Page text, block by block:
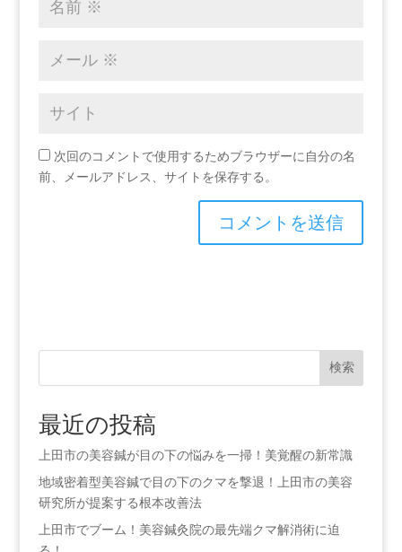
次回のコメントで使用するためブラウザーに自分の名
前、メールアドレス、サイトを保存する。
検索
最近の投稿
上田市の美容鍼が目の下の悩みを一掃！美覚醒の新常識
地域密着型美容鍼で目の下のクマを撃退！上田市の美容
研究所が提案する根本改善法
上田市でブーム！美容鍼灸院の最先端クマ解消術に迫